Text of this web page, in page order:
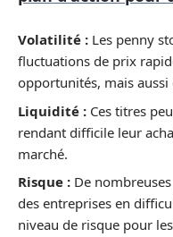
Volatilité : Les penny
fluctuations de prix
opportunités, mais
Liquidité : Ces titres
rendant difficile leur
marché.
Risque : De
des entreprises en
niveau de risque pour